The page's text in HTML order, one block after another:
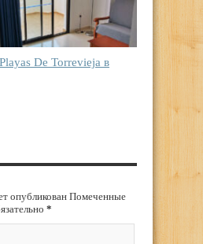
De Torrevieja в
опубликован Помеченные
*